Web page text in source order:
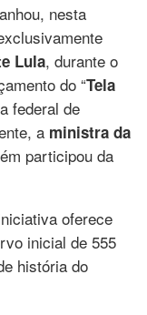
nesta
Lula, durante o
do “Tela
federal de
a ministra da
participou da
oferece
inicial de 555
história do